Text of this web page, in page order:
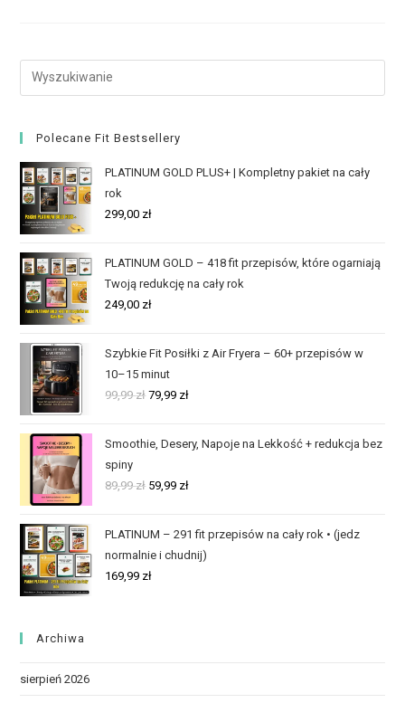
Polecane Fit Bestsellery
PLATINUM GOLD PLUS+ | Kompletny pakiet na cały
rok
299,00 zł
PLATINUM GOLD – 418 fit przepisów, które ogarniają
Twoją redukcję na cały rok
249,00 zł
Szybkie Fit Posiłki z Air Fryera – 60+ przepisów w
10–15 minut
99,99zł 79,99 zł
Smoothie, Desery, Napoje na Lekkość + redukcja bez
spiny
89,99zł 59,99 zł
PLATINUM – 291 fit przepisów na cały rok • (jedz
normalnie i chudnij)
169,99 zł
Archiwa
sierpień 2026